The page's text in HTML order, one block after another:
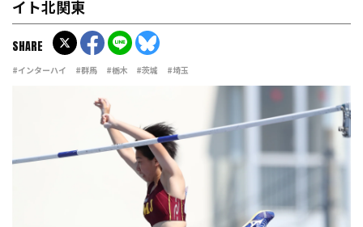
イト北関東
#インターハイ #群馬 #栃木 #茨城 #埼玉
SHARE